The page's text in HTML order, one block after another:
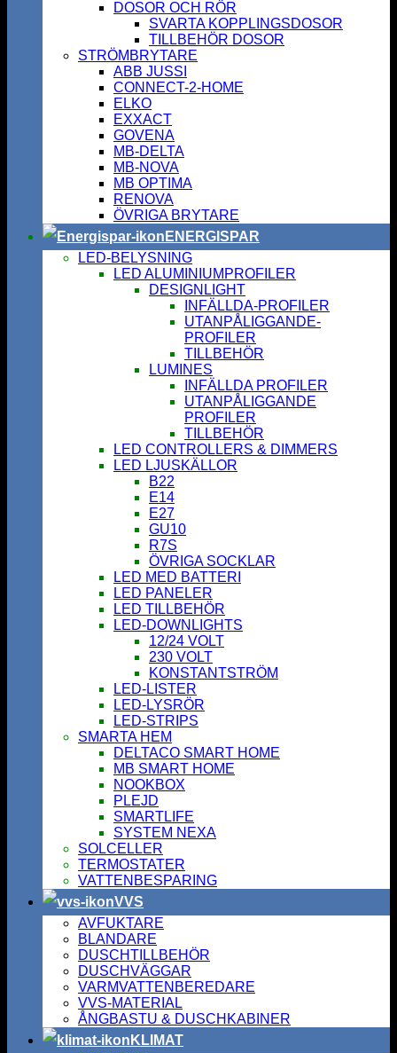
DOSOR OCH RÖR
SVARTA KOPPLINGSDOSOR
TILLBEHÖR DOSOR
STRÖMBRYTARE
ABB JUSSI
CONNECT-2-HOME
ELKO
EXXACT
GOVENA
MB-DELTA
MB-NOVA
MB OPTIMA
RENOVA
ÖVRIGA BRYTARE
ENERGISPAR
LED-BELYSNING
LED ALUMINIUMPROFILER
DESIGNLIGHT
INFÄLLDA-PROFILER
UTANPÅLIGGANDE-
PROFILER
TILLBEHÖR
LUMINES
INFÄLLDA PROFILER
UTANPÅLIGGANDE
PROFILER
TILLBEHÖR
LED CONTROLLERS & DIMMERS
LED LJUSKÄLLOR
B22
E14
E27
GU10
R7S
ÖVRIGA SOCKLAR
LED MED BATTERI
LED PANELER
LED TILLBEHÖR
LED-DOWNLIGHTS
12/24 VOLT
230 VOLT
KONSTANTSTRÖM
LED-LISTER
LED-LYSRÖR
LED-STRIPS
SMARTA HEM
DELTACO SMART HOME
MB SMART HOME
NOOKBOX
PLEJD
SMARTLIFE
SYSTEM NEXA
SOLCELLER
TERMOSTATER
VATTENBESPARING
VVS
AVFUKTARE
BLANDARE
DUSCHTILLBEHÖR
DUSCHVÄGGAR
VARMVATTENBEREDARE
VVS-MATERIAL
ÅNGBASTU & DUSCHKABINER
KLIMAT